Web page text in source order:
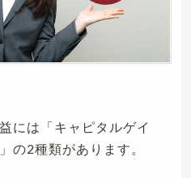
には「キャピタルゲイ
の2種類があります。